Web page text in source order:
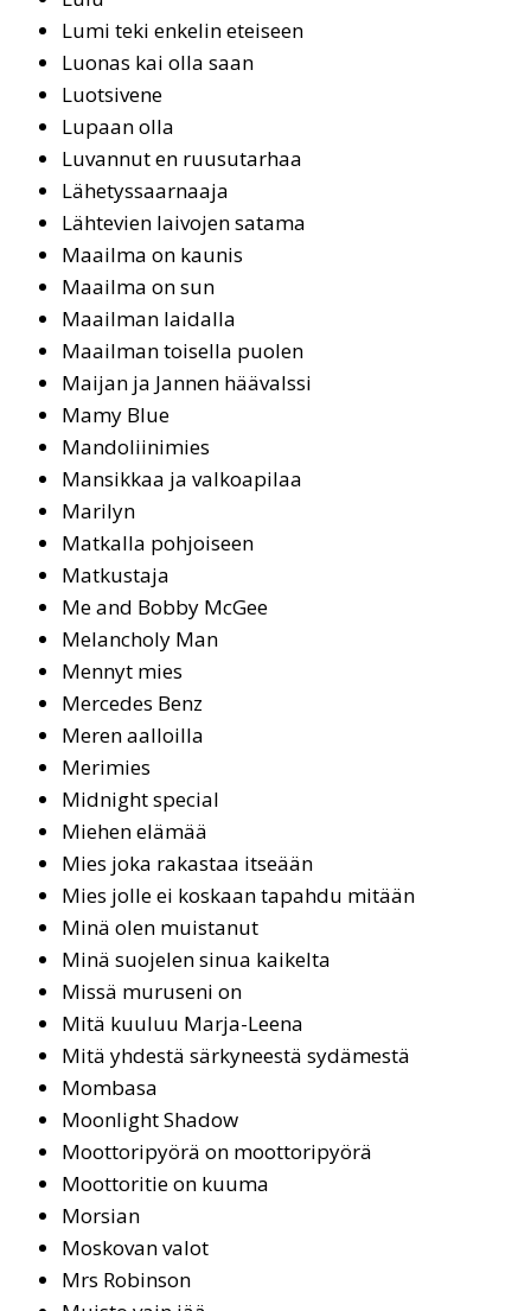
Lu­mi te­ki en­ke­lin etei­seen
Luonas kai olla saan
Luot­si­ve­ne
Lupaan olla
Lu­van­nut en ruu­su­tar­haa
Lähetyssaarnaaja
Lähtevien laivojen satama
Maail­ma on kau­nis
Maailma on sun
Maailman laidalla
Maail­man toi­sel­la puo­len
Mai­jan ja Jan­nen hää­vals­si
Mamy Blue
Man­do­lii­ni­mies
Mansikkaa ja valkoapilaa
Ma­ri­lyn
Mat­kal­la poh­joi­seen
Matkustaja
Me and Bob­by Mc­Gee
Melancholy Man
Men­nyt mies
Mer­ce­des Benz
Meren aalloilla
Merimies
Mid­night spe­cial
Mie­hen elä­mää
Mies joka rakastaa itseään
Mies jol­le ei kos­kaan ta­pah­du mi­tään
Mi­nä olen muis­ta­nut
Minä suojelen sinua kaikelta
Mis­sä mu­ru­se­ni on
Mitä kuuluu Marja-Leena
Mitä yhdestä särkyneestä sydämestä
Mom­ba­sa
Moonlight Shadow
Moot­to­ri­pyö­rä on moot­to­ri­pyö­rä
Moot­to­ri­tie on kuu­ma
Morsian
Mos­ko­van va­lot
Mrs Ro­bin­son